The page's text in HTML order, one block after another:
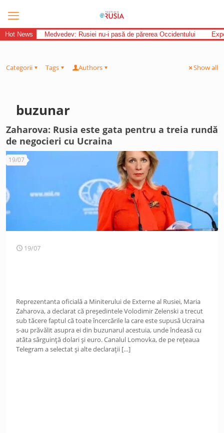
Hot News Medvedev: Rusiei nu-i pasă de părerea Occidentului
Categorii Tags Authors Show all
buzunar
Zaharova: Rusia este gata pentru a treia rundă
de negocieri cu Ucraina
19/07
19/07
Reprezentanta oficială a Miniterului de Externe al Rusiei, Maria
Zaharova, a declarat că președintele Volodimir Zelenski a trecut
sub tăcere faptul că toate încercările la care este supusă Ucraina
s-au prăvălit asupra ei din buzunarul acestuia, unde îndeasă cu
atâta sârguință dolari și euro. Canalul Lomovka, de pe rețeaua
Telegram a selectat și alte declarații […]